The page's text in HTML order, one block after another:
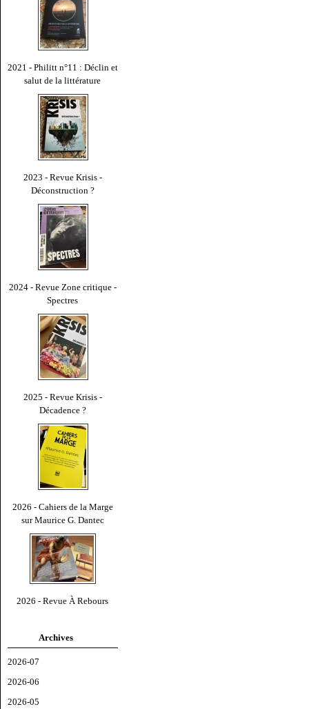
2021 - Philitt n°11 : Déclin et
salut de la littérature
2023 - Revue Krisis -
Déconstruction ?
2024 - Revue Zone critique -
Spectres
2025 - Revue Krisis -
Décadence ?
2026 - Cahiers de la Marge
sur Maurice G. Dantec
2026 - Revue À Rebours
Archives
2026-07
2026-06
2026-05